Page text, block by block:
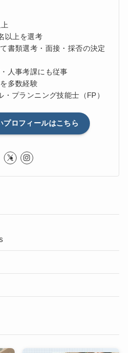
以上を選考
書類選考・面接・採否の決定
人事考課にも従事
多数経験
プランニング技能士（FP）
プロフィールはこちら